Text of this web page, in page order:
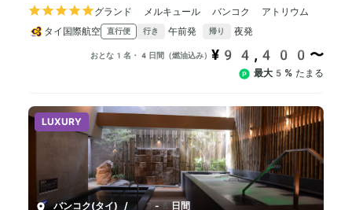
グランド メルキュール バンコク アトリウム
タイ国際航空
直行便 行き 午前発 帰り 夜発
おとな1名・4日間（燃油込み） ¥94,400〜
最大5% たまる
LUXURY
バンコク(タイ) / 3-6日間